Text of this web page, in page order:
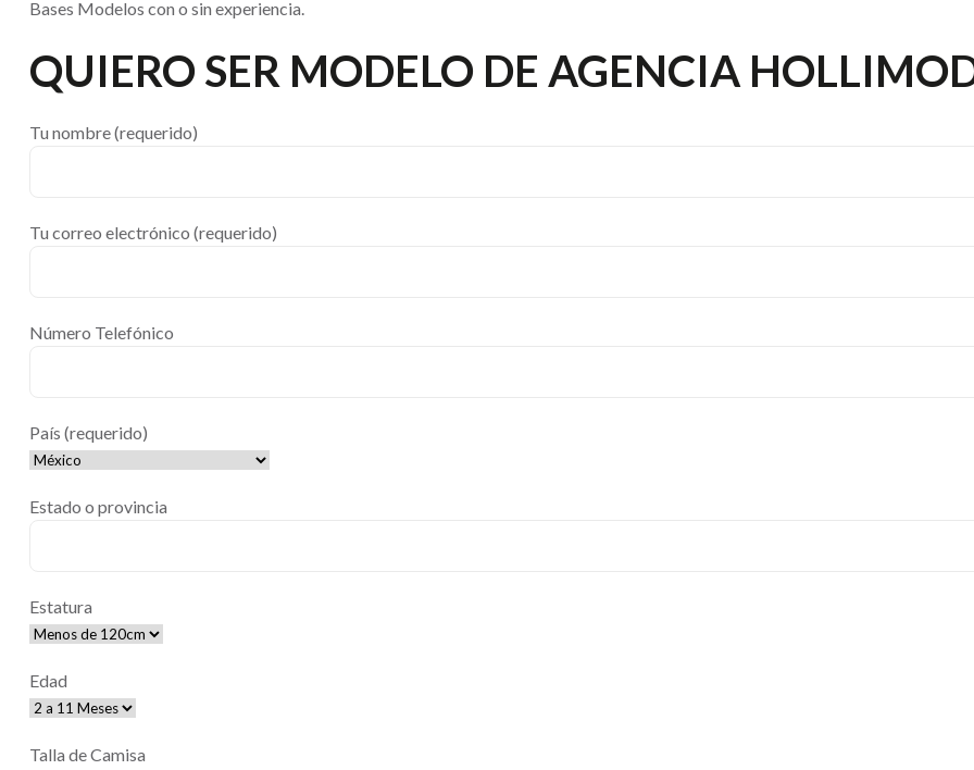
Bases Modelos con o sin experiencia.
QUIERO SER MODELO DE AGENCIA
Tu nombre (requerido)
Tu correo electrónico (requerido)
Número Telefónico
País (requerido)
Estado o provincia
Estatura
Edad
Talla de Camisa